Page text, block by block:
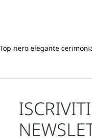
Top nero elegante